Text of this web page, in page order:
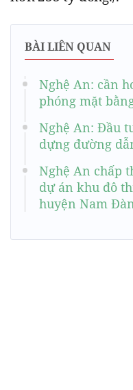
BÀI LIÊN QUAN
Nghệ An: cần
phóng mặt
Nghệ An: Đầu
dựng đường
Nghệ An chấp
dự án khu đô
huyện Nam Đàn